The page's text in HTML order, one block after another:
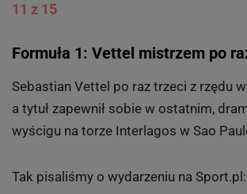
brodę. Znów dali się oszukać. Po raz
jaką stała się Serena już kilka sezonów
giganta. Kobietę pracowitą, ambitną,
co robi. Tenisistkę wszech czasów.